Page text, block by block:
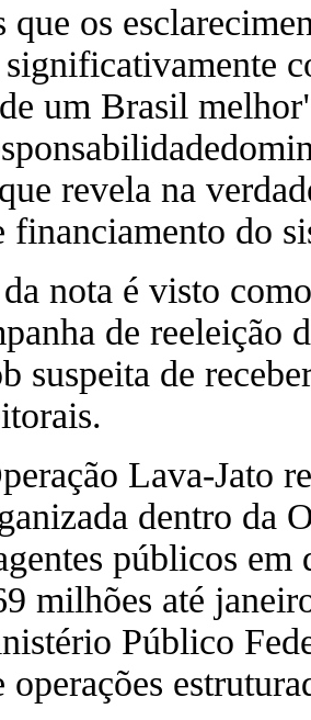
que os
um Brasil
revela na
do
nota é visto
de
suspeita de
Lava-Jato
dentro da
públicos
milhões até
Público
operações